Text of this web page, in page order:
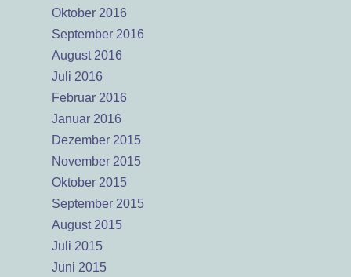
Oktober 2016
September 2016
August 2016
Juli 2016
Februar 2016
Januar 2016
Dezember 2015
November 2015
Oktober 2015
September 2015
August 2015
Juli 2015
Juni 2015